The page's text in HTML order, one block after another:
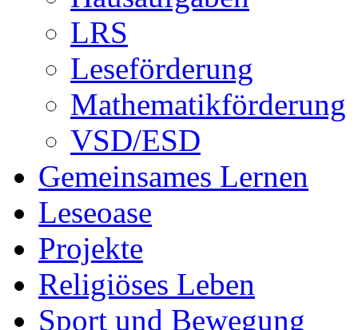
LRS
Leseförderung
Mathematikförderung
VSD/ESD
Gemeinsames Lernen
Leseoase
Projekte
Religiöses Leben
Sport und Bewegung